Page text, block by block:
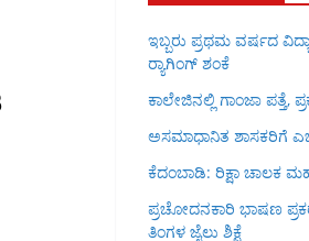
ಇಬ್ಬರು ಪ್ರಥಮ ವರ್ಷದ
ರ‍್ಯಾಗಿಂಗ್ ಶಂಕೆ
ಕಾಲೇಜಿನಲ್ಲಿ ಗಾಂಜಾ ಪತ್ತೆ,
ಅಸಮಾಧಾನಿತ ಶಾಸಕರಿಗೆ
ಕೆದಂಬಾಡಿ: ರಿಕ್ಷಾ ಚಾಲಕ
ಪ್ರಚೋದನಕಾರಿ ಭಾಷಣ
ತಿಂಗಳ ಜೈಲು ಶಿಕ್ಷೆ